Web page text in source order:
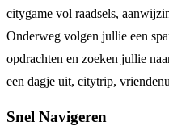
citygame vol raadsels,
Onderweg volgen jullie een
opdrachten en zoeken jullie
een dagje uit, citytrip,
Snel Navigeren